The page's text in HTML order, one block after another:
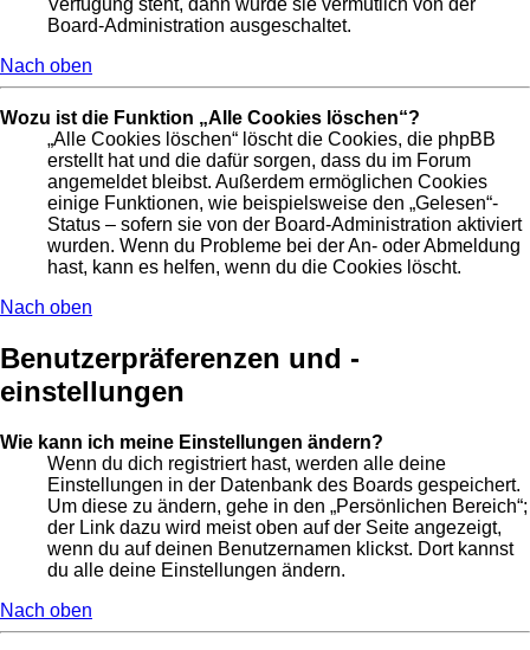
Verfügung steht, dann wurde sie vermutlich von der
Board-Administration ausgeschaltet.
Nach oben
Wozu ist die Funktion „Alle Cookies löschen“?
„Alle Cookies löschen“ löscht die Cookies, die phpBB
erstellt hat und die dafür sorgen, dass du im Forum
angemeldet bleibst. Außerdem ermöglichen Cookies
einige Funktionen, wie beispielsweise den „Gelesen“-
Status – sofern sie von der Board-Administration aktiviert
wurden. Wenn du Probleme bei der An- oder Abmeldung
hast, kann es helfen, wenn du die Cookies löscht.
Nach oben
Benutzerpräferenzen und -
einstellungen
Wie kann ich meine Einstellungen ändern?
Wenn du dich registriert hast, werden alle deine
Einstellungen in der Datenbank des Boards gespeichert.
Um diese zu ändern, gehe in den „Persönlichen Bereich“;
der Link dazu wird meist oben auf der Seite angezeigt,
wenn du auf deinen Benutzernamen klickst. Dort kannst
du alle deine Einstellungen ändern.
Nach oben